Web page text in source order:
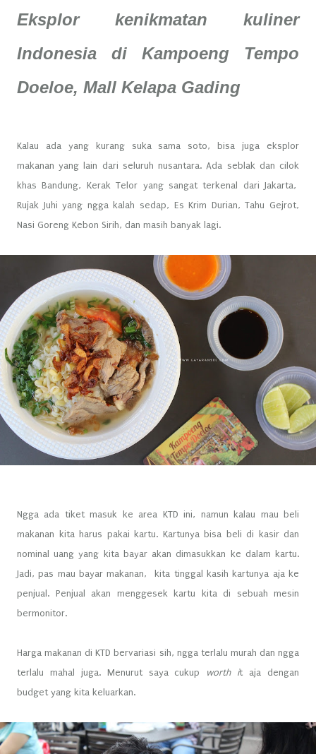
Eksplor kenikmatan kuliner
Indonesia di Kampoeng Tempo
Doeloe, Mall Kelapa Gading
Kalau ada yang kurang suka sama soto, bisa juga eksplor
makanan yang lain dari seluruh nusantara. Ada seblak dan cilok
khas Bandung, Kerak Telor yang sangat terkenal dari Jakarta,
Rujak Juhi yang ngga kalah sedap, Es Krim Durian, Tahu Gejrot,
Nasi Goreng Kebon Sirih, dan masih banyak lagi.
Ngga ada tiket masuk ke area KTD ini, namun kalau mau beli
makanan kita harus pakai kartu. Kartunya bisa beli di kasir dan
nominal uang yang kita bayar akan dimasukkan ke dalam kartu.
Jadi, pas mau bayar makanan, kita tinggal kasih kartunya aja ke
penjual. Penjual akan menggesek kartu kita di sebuah mesin
bermonitor.
Harga makanan di KTD bervariasi sih, ngga terlalu murah dan ngga
terlalu mahal juga. Menurut saya cukup
worth it aja dengan
budget yang kita keluarkan.